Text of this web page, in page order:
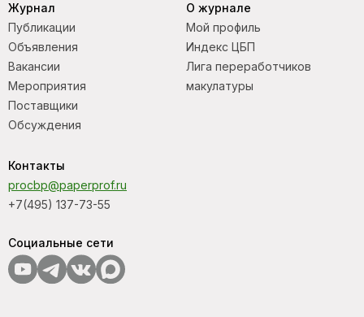
Контакты
procbp@paperprof.ru
+7(495) 137-73-55
О журнале
Мой профиль
Индекс ЦБП
Лига переработчиков
макулатуры
Журнал
Публикации
Объявления
Вакансии
Мероприятия
Поставщики
Обсуждения
Социальные сети